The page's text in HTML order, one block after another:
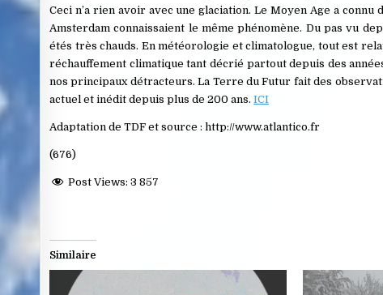
Ceci n’a rien avoir avec une glaciation. Le Moyen Age a
Amsterdam connaissaient le même phénomène. Du pas vu
étés très chauds. En météorologie et climatologue, tout est
réchauffement climatique tant décrié partout depuis des
nos principaux détracteurs. La Terre du Futur fait des
actuel et inédit depuis plus de 200 ans.ICI
Adaptation de TDF et source : http://www.atlantico.fr
(676)
Post Views: 3 857
Similaire